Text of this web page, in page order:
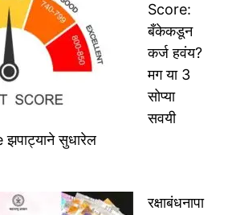
Score:
बँकेकडून
कर्ज हवंय?
मग या 3
सोप्या
सवयी
सुधारेल
रक्षाबंधनापा